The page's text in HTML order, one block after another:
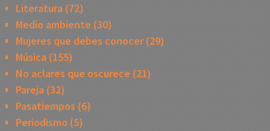
Literatura(72)
Medio ambiente (30)
Mujeres que debes conocer(29)
Música(155)
No aclares que oscurece (21)
Pareja(32)
Pasatiempos (6)
Periodismo (5)